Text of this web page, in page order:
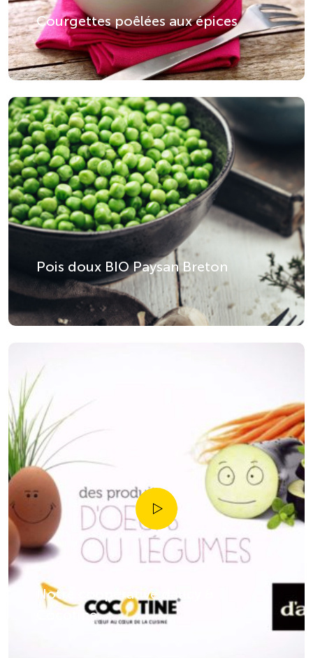
Courgettes poêlées aux épices
Pois doux BIO Paysan Breton
Notre coopérative daucy &
Cocotine